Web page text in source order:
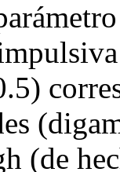
(de